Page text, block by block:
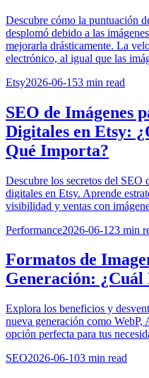
Descubre cómo la puntuación
desplomó debido a las
mejorarla drásticamente. La
electrónico, al igual que las
Etsy2026-06-153 min read
SEO de Imágenes
Digitales en Etsy:
Qué Importa?
Descubre los secretos del SEO
digitales en Etsy. Aprende
visibilidad y ventas con
Performance2026-06-123 min
Formatos de
Generación: ¿Cuál
Explora los beneficios y
nueva generación como
opción perfecta para tus
SEO2026-06-103 min read